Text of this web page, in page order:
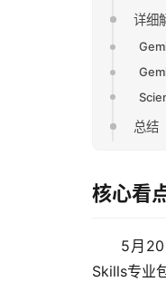
详细
总结
核心看
5月20
Skills专业